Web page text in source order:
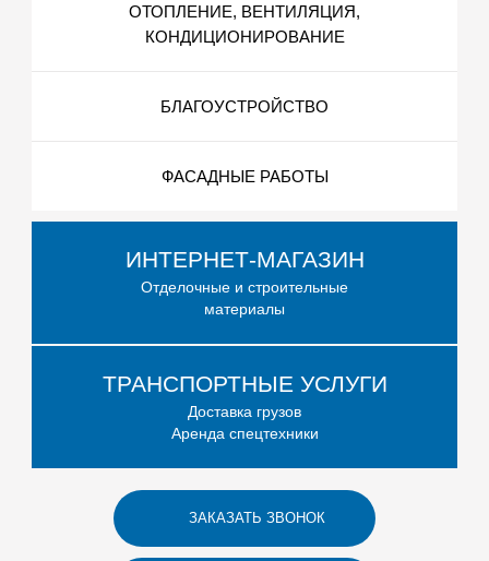
ОТОПЛЕНИЕ, ВЕНТИЛЯЦИЯ,
КОНДИЦИОНИРОВАНИЕ
БЛАГОУСТРОЙСТВО
ФАСАДНЫЕ РАБОТЫ
ИНТЕРНЕТ-МАГАЗИН
Отделочные и строительные
материалы
ТРАНСПОРТНЫЕ УСЛУГИ
Доставка грузов
Аренда спецтехники
ЗАКАЗАТЬ ЗВОНОК